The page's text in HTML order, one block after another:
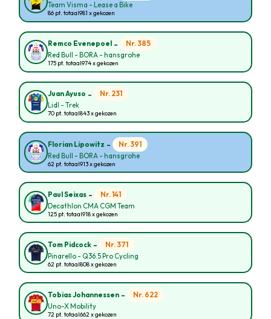
Team Visma - Lease a Bike
86 pt. totaal981 x gekozen
Remco Evenepoel - Nr. 385
Red Bull - BORA - hansgrohe
175 pt. totaal974 x gekozen
Juan Ayuso - Nr. 231
Lidl - Trek
70 pt. totaal843 x gekozen
Florian Lipowitz - Nr. 391
Red Bull - BORA - hansgrohe
62 pt. totaal913 x gekozen
Paul Seixas - Nr. 141
Decathlon CMA CGM Team
125 pt. totaal918 x gekozen
Tom Pidcock - Nr. 371
Pinarello - Q36.5 Pro Cycling
62 pt. totaal808 x gekozen
Tobias Johannessen - Nr. 622
Uno-X Mobility
72 pt. totaal662 x gekozen